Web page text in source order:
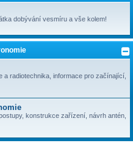
dobývání vesmíru a vše kolem!
a radiotechnika, informace pro začínající,
konstrukce zařízení, návrh antén,